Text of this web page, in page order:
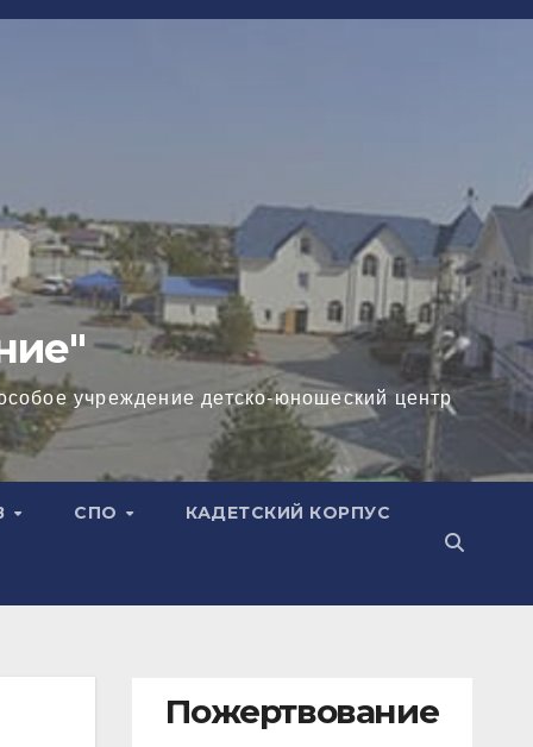
учреждение детско-юношеский центр
СПО КАДЕТСКИЙ КОРПУС
Пожертвование